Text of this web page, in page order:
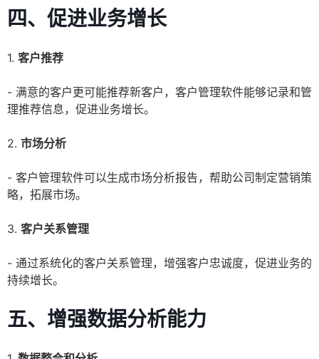
四、促进业务增长
1. 客户推荐
- 满意的客户更可能推荐新客户，客户管理软件能够记录和管
理推荐信息，促进业务增长。
2. 市场分析
- 客户管理软件可以生成市场分析报告，帮助公司制定营销策
略，拓展市场。
3. 客户关系管理
- 通过系统化的客户关系管理，增强客户忠诚度，促进业务的
持续增长。
五、增强数据分析能力